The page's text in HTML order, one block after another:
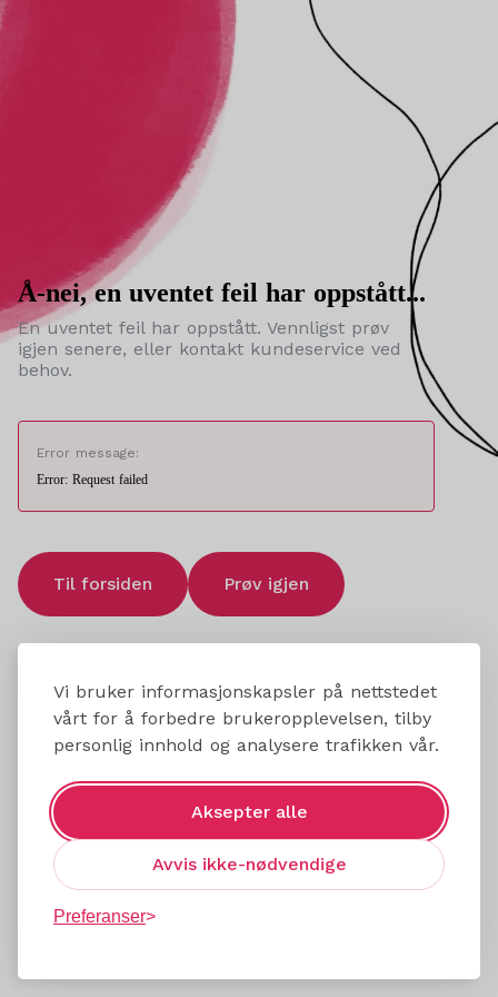
Vi bruker informasjonskapsler på nettstedet
vårt for å forbedre brukeropplevelsen, tilby
personlig innhold og analysere trafikken vår.
Aksepter alle
Avvis ikke-nødvendige
Preferanser
Å-nei, en uventet feil har oppstått...
En uventet feil har oppstått. Vennligst prøv
igjen senere, eller kontakt kundeservice ved
behov.
Error message:
Error: Request failed
Til forsiden Prøv igjen